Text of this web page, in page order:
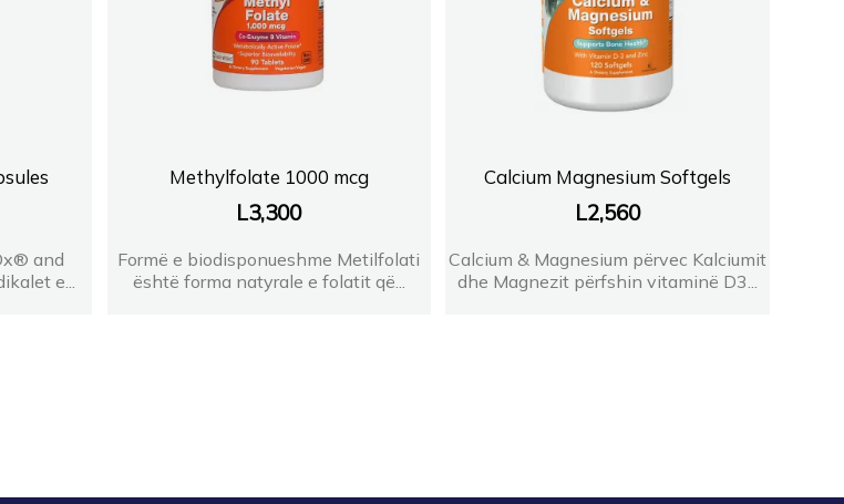
and
e...
Methylfolate 1000 mcg
L3,300
Formë e biodisponueshme Metilfolati
është forma natyrale e folatit që...
Calcium Magnesium Softgels
L2,560
Calcium & Magnesium përvec Kalciumit
dhe Magnezit përfshin vitaminë D3...